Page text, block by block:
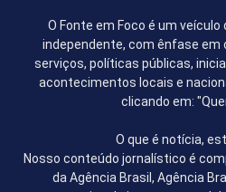
O Fonte em Foco é um
independente, com ênfase em
serviços, políticas públicas,
acontecimentos locais e
clicando em:
O que é notícia,
Nosso conteúdo jornalístico é
da Agência Brasil, Agência